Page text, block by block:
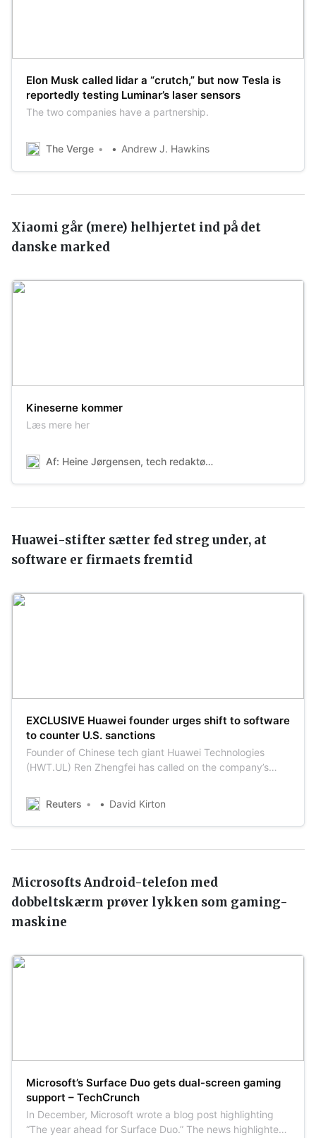
Elon Musk called lidar a “crutch,” but now Tesla is
reportedly testing Luminar’s laser sensors
The two companies have a partnership.
The Verge Andrew J. Hawkins
Xiaomi går (mere) helhjertet ind på det
danske marked
Kineserne kommer
Læs mere her
Af: Heine Jørgensen, tech redaktør på Ekstra Bladet
Huawei-stifter sætter fed streg under, at
software er firmaets fremtid
EXCLUSIVE Huawei founder urges shift to software
to counter U.S. sanctions
Founder of Chinese tech giant Huawei Technologies
(HWT.UL) Ren Zhengfei has called on the company’s
company seeks growth beyond the hardware operations
that U.S. sanctions have crippled.
Reuters David Kirton
Microsofts Android-telefon med
dobbeltskærm prøver lykken som gaming-
maskine
Microsoft’s Surface Duo gets dual-screen gaming
support – TechCrunch
In December, Microsoft wrote a blog post highlighting
“The year ahead for Surface Duo.” The news highlighted